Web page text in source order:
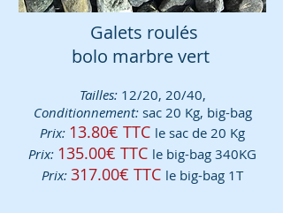
Galets roulés
bolo marbre vert
Tailles:12/20, 20/40,
Conditionnement:sac 20 Kg, big-bag
Prix: 13.80€ TTC le sac de 20 Kg
Prix: 135.00€ TTC le big-bag 340KG
Prix: 317.00€ TTC le big-bag 1T